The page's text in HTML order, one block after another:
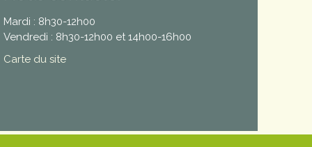
Mardi : 8h30-12h00
Vendredi : 8h30-12h00 et 14h00-16h00
Carte du site